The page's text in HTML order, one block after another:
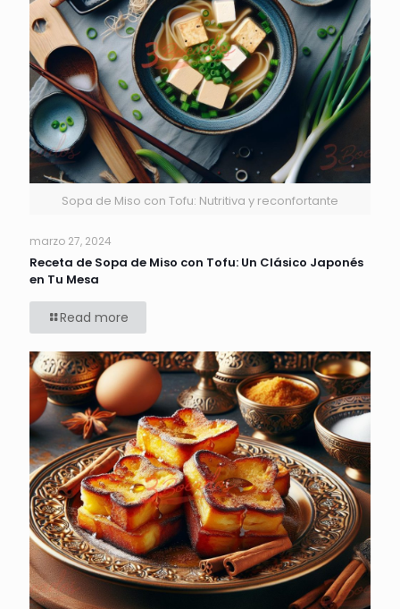
Sopa de Miso con Tofu: Nutritiva y reconfortante
marzo 27, 2024
Receta de Sopa de Miso con Tofu: Un Clásico Japonés
en Tu Mesa
Read more